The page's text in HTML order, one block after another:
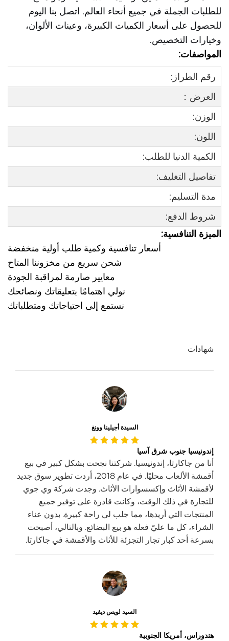
للطلبات الجملة في جميع أنحاء العالم. اتصل بنا اليوم
للحصول على أسعار الكميات الكبيرة، وعينات الألوان،
وخيارات التخصيص.
المواصفات:
رقم الطراز:
العرض：
الوزن:
اللون:
الكمية الدنيا للطلب:
تفاصيل التغليف:
مدة التسليم:
شروط الدفع:
الميزة التنافسية:
أسعار تنافسية وكمية طلب أولية منخفضة
شحن سريع من مخزوننا المتاح
معايير صارمة لمراقبة الجودة
نولي اهتمامًا بتعليقاتك ونصائحك
نستمع إلى احتياجاتك ومتطلباتك
شهادات
السيدة أجيلينا وونغ
إندونيسيا جنوب شرق آسيا
أنا من جاكارتا، إندونيسيا. شركتنا نجحت بشكل كبير في بيع
أقمشة الألعاب محليًا. في عام 2018، أردت تطوير سوق جديد
لأقمشة الأثاث وإكسسوارات الأثاث. وجدت شركة وي جوي
للتجارة في ذلك الوقت، وكانت قادرة على توفير جميع
المنتجات التي أريدها، مما جلب لي راحة كبيرة. بدون عناء
الشراء، كل ما عليّ فعله هو بيع البضائع. وبالتالي، أصبحت
بسرعة أحد كبار تجار التجزئة للأثاث والأقمشة في جاكارتا.
السيد لويس ديفيد
هندوراس، أمريكا الجنوبية